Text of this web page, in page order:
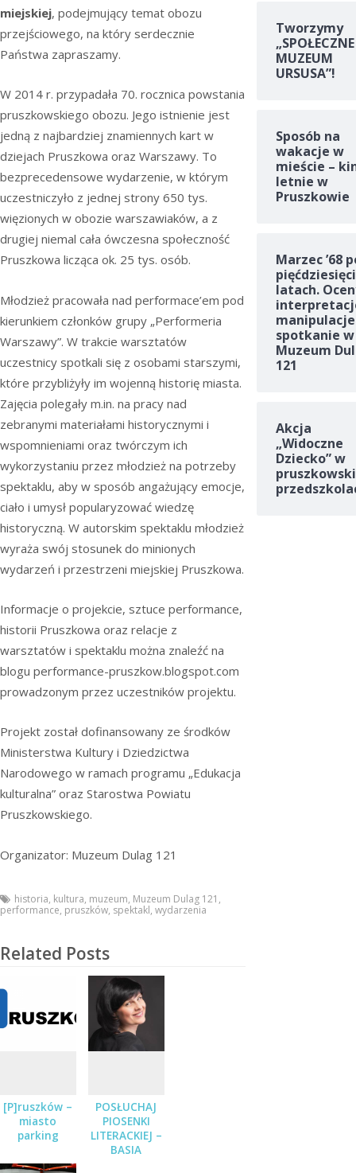
miejskiej, podejmujący temat obozu
przejściowego, na który serdecznie
Państwa zapraszamy.
W 2014 r. przypadała 70. rocznica powstania
pruszkowskiego obozu. Jego istnienie jest
jedną z najbardziej znamiennych kart w
dziejach Pruszkowa oraz Warszawy. To
bezprecedensowe wydarzenie, w którym
uczestniczyło z jednej strony 650 tys.
więzionych w obozie warszawiaków, a z
drugiej niemal cała ówczesna społeczność
Pruszkowa licząca ok. 25 tys. osób.
Młodzież pracowała nad performace’em pod
kierunkiem członków grupy „Performeria
Warszawy”. W trakcie warsztatów
uczestnicy spotkali się z osobami starszymi,
które przybliżyły im wojenną historię miasta.
Zajęcia polegały m.in. na pracy nad
zebranymi materiałami historycznymi i
wspomnieniami oraz twórczym ich
wykorzystaniu przez młodzież na potrzeby
spektaklu, aby w sposób angażujący emocje,
ciało i umysł popularyzować wiedzę
historyczną. W autorskim spektaklu młodzież
wyraża swój stosunek do minionych
wydarzeń i przestrzeni miejskiej Pruszkowa.
Informacje o projekcie, sztuce performance,
historii Pruszkowa oraz relacje z
warsztatów i spektaklu można znaleźć na
blogu performance-pruszkow.blogspot.com
prowadzonym przez uczestników projektu.
Projekt został dofinansowany ze środków
Ministerstwa Kultury i Dziedzictwa
Narodowego w ramach programu „Edukacja
kulturalna” oraz Starostwa Powiatu
Pruszkowskiego.
Organizator: Muzeum Dulag 121
historia, kultura, muzeum, Muzeum Dulag 121 ,
performance, pruszków, spektakl, wydarzenia
Related Posts
[P]ruszków –
miasto
parking
POSŁUCHAJ
PIOSENKI
LITERACKIEJ –
BASIA
Tworzymy
„SPOŁECZNE
MUZEUM
URSUSA”!
Sposób na
wakacje w
mieście –
letnie w
Pruszkowie
Marzec ’68
latach.
spotkanie w
Muzeum
121
Akcja
„Widoczne
Dziecko” w